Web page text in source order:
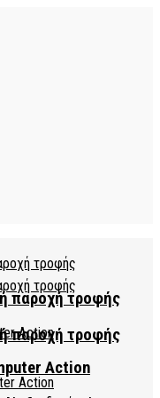
παροχή τροφής
παροχή τροφής
Action